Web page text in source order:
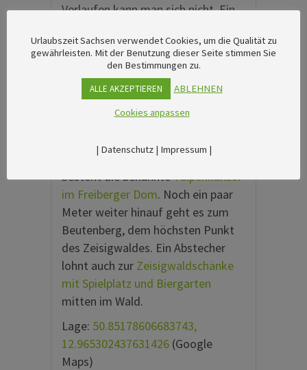
Verlaufen kann man sich nicht. Ein
Stadt und das Erzgebirgsvorland
befindet sich auf dem knapp 400
Meter hohen Fuchsberg.
Der Bergrücken entstand im 19.
Jahrhundert als Abraumhalde der
einst hier abgebauten Porphyrtuff
besteht die bekannteTulpenkanzel
im Freiberger Dom. Noch ein paar
Meter weiter hinauf geht es zum
Beutenberg, dem höchsten Punkt
des Zeisigwaldes. Ein Abstecher
lohnt auch zur Zeisigwaldschänke
mit Spielplatz und Biergarten
mitten im Wald.
Lage: 50.85178606683743,
12.965302437631426 (Google
Maps)
Urlaubszeit Sachsen verwendet Cookies, um die Qualität zu
gewährleisten. Mit der Benutzung dieser Seite stimmen Sie
den Bestimmungen zu.
ALLE AKZEPTIEREN
ABLEHNEN
Cookies anpassen
| Datenschutz| Impressum |